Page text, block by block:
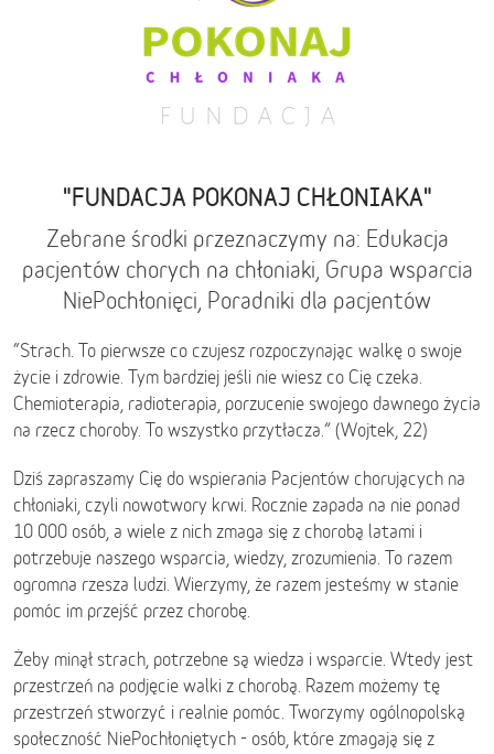
"FUNDACJA POKONAJ CHŁONIAKA"
Zebrane środki przeznaczymy na: Edukacja
pacjentów chorych na chłoniaki, Grupa wsparcia
NiePochłonięci, Poradniki dla pacjentów
“Strach. To pierwsze co czujesz rozpoczynając walkę o swoje
życie i zdrowie. Tym bardziej jeśli nie wiesz co Cię czeka.
Chemioterapia, radioterapia, porzucenie swojego dawnego życia
na rzecz choroby. To wszystko przytłacza.” (Wojtek, 22)
Dziś zapraszamy Cię do wspierania Pacjentów chorujących na
chłoniaki, czyli nowotwory krwi. Rocznie zapada na nie ponad
10 000 osób, a wiele z nich zmaga się z chorobą latami i
potrzebuje naszego wsparcia, wiedzy, zrozumienia. To razem
ogromna rzesza ludzi. Wierzymy, że razem jesteśmy w stanie
pomóc im przejść przez chorobę.
Żeby minął strach, potrzebne są wiedza i wsparcie. Wtedy jest
przestrzeń na podjęcie walki z chorobą. Razem możemy tę
przestrzeń stworzyć i realnie pomóc. Tworzymy ogólnopolską
społeczność NiePochłoniętych - osób, które zmagają się z